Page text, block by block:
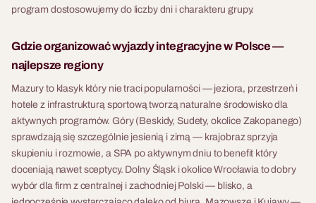
program dostosowujemy do liczby dni i charakteru grupy.
Gdzie organizować wyjazdy integracyjne w Polsce —
najlepsze regiony
Mazury to klasyk który nie traci popularności — jeziora, przestrzeń i
hotele z infrastrukturą sportową tworzą naturalne środowisko dla
aktywnych programów. Góry (Beskidy, Sudety, okolice Zakopanego)
sprawdzają się szczególnie jesienią i zimą — krajobraz sprzyja
skupieniu i rozmowie, a SPA po aktywnym dniu to benefit który
doceniają nawet sceptycy. Dolny Śląsk i okolice Wrocławia to dobry
wybór dla firm z centralnej i zachodniej Polski — blisko, a